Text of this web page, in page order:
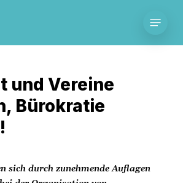
und Vereine
Bürokratie
sich durch zunehmende Auflagen